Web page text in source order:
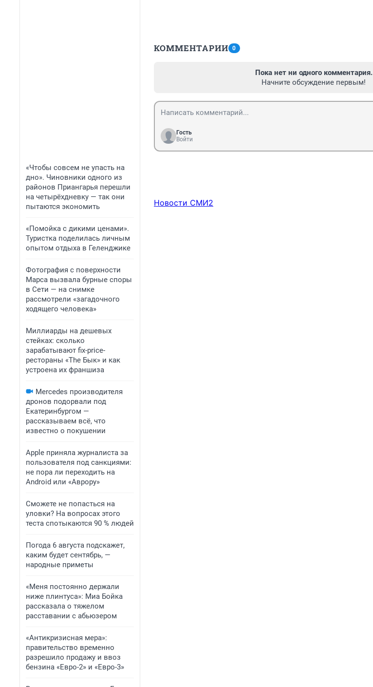
«Чтобы совсем не упасть на
дно». Чиновники одного из
районов Приангарья перешли
на четырёхдневку — так они
пытаются экономить
«Помойка с дикими ценами».
Туристка поделилась личным
опытом отдыха в Геленджике
Фотография с поверхности
Марса вызвала бурные споры
в Сети — на снимке
рассмотрели «загадочного
ходящего человека»
Миллиарды на дешевых
стейках: сколько
зарабатывают fix-price-
рестораны «The Бык» и как
устроена их франшиза
Mercedes производителя
дронов подорвали под
Екатеринбургом —
рассказываем всё, что
известно о покушении
Apple приняла журналиста за
пользователя под санкциями:
не пора ли переходить на
Android или «Аврору»
Сможете не попасться на
уловки? На вопросах этого
теста спотыкаются 90 % людей
Погода 6 августа подскажет,
каким будет сентябрь, —
народные приметы
«Меня постоянно держали
ниже плинтуса»: Миа Бойка
рассказала о тяжелом
расставании с абьюзером
«Антикризисная мера»:
правительство временно
разрешило продажу и ввоз
бензина «Евро-2» и «Евро-3»
КОММЕНТАРИИ 0
Пока нет ни одного комментария.
Начните обсуждение первым!
Гость
Войти
Новости СМИ2